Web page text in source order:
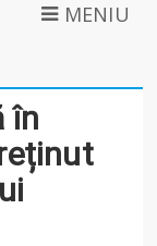
MENIU
în